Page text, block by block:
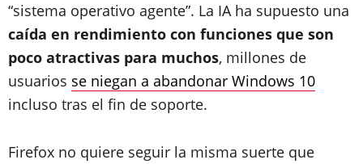
“sistema operativo agente”. La IA ha supuesto una
caída en rendimiento con funciones que son
poco atractivas para muchos, millones de
usuarios se niegan a abandonar Windows 10
incluso tras el fin de soporte.
Firefox no quiere seguir la misma suerte que